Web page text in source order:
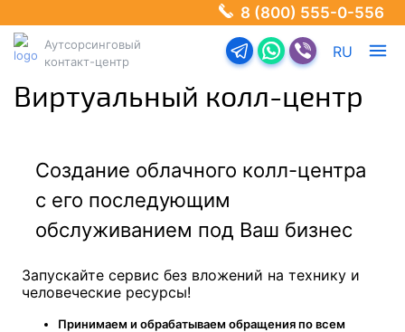
8 (800) 555-0-556
Аутсорсинговый
контакт-центр
Перейти в телеграм-
Перейти в Ватсап
Перейти в
RU
Виртуальный колл-центр
Создание облачного колл-центра
с его последующим
обслуживанием под Ваш бизнес
Запускайте сервис без вложений на технику и
человеческие ресурсы!
Принимаем и обрабатываем обращения по всем